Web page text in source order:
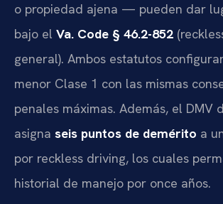
o propiedad ajena — pueden dar
bajo el Va. Code § 46.2-852
general). Ambos estatutos
menor Clase 1 con las mismas
penales máximas. Además, el DMV
asigna seis puntos de demérito a
por reckless driving, los cuales
historial de manejo por once años.